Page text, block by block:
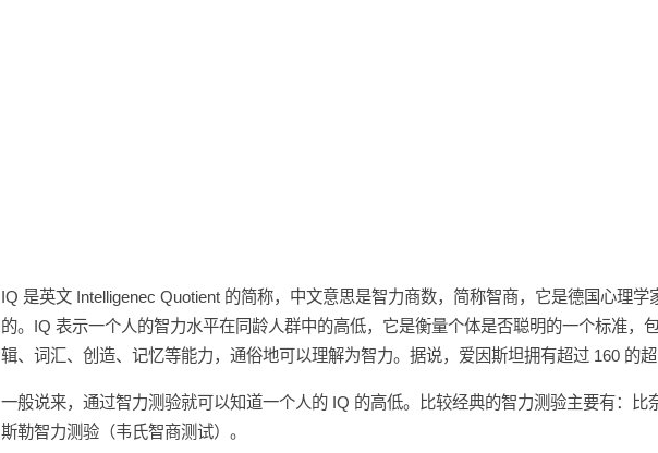
IQ 是英文 Intelligenec Quotient 的简称，中文意思是智力商数，简称智商，它是德国心理学
的。IQ 表示一个人的智力水平在同龄人群中的高低，它是衡量个体是否聪明的一个标准，
辑、词汇、创造、记忆等能力，通俗地可以理解为智力。据说，爱因斯坦拥有超过 160 的超
一般说来，通过智力测验就可以知道一个人的 IQ 的高低。比较经典的智力测验主要有：比
斯勒智力测验（韦氏智商测试）。